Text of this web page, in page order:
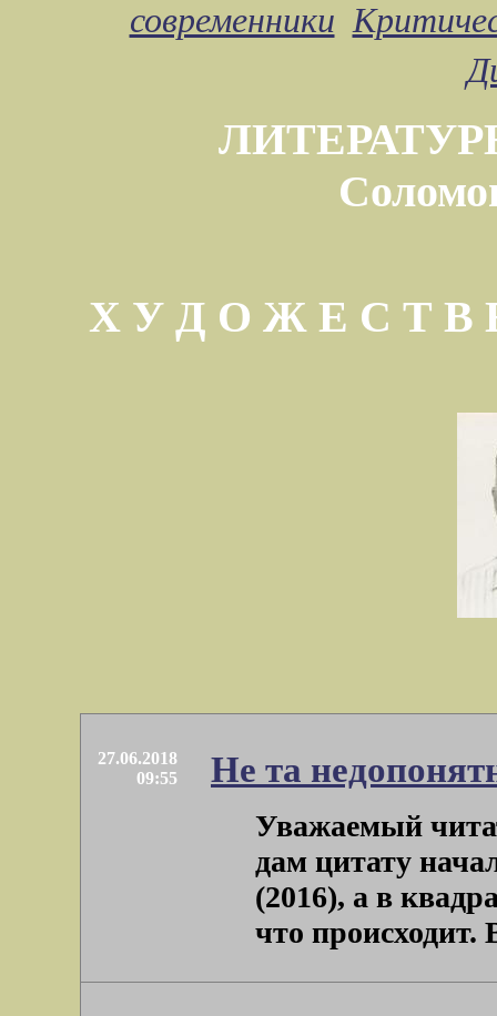
современники
Х У Д О Ж Е С Т
27.06.2018
09:55
Не та
Уважаемый
дам цитату
(2016), а в
что происходит.